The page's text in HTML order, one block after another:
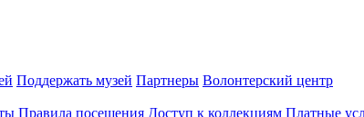
Поддержать музей Партнеры Волонтерский центр
Правила посещения Доступ к коллекциям Платные